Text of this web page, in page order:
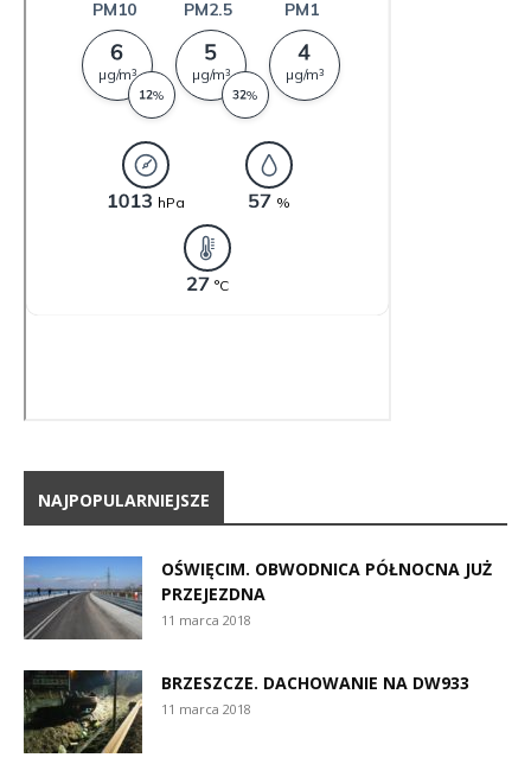
NAJPOPULARNIEJSZE
OŚWIĘCIM. OBWODNICA PÓŁNOCNA JUŻ
PRZEJEZDNA
11 marca 2018
BRZESZCZE. DACHOWANIE NA DW933
11 marca 2018